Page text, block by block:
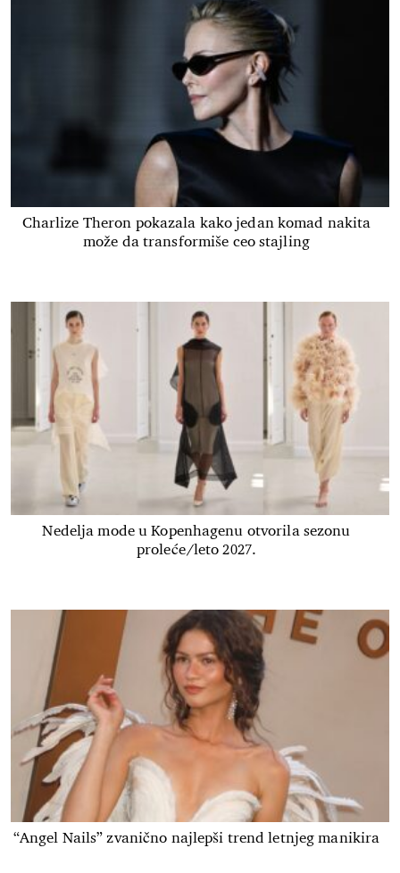
Charlize Theron pokazala kako jedan komad nakita
može da transformiše ceo stajling
Nedelja mode u Kopenhagenu otvorila sezonu
proleće/leto 2027.
“Angel Nails” zvanično najlepši trend letnjeg manikira